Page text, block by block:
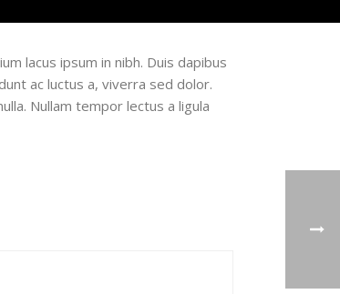
lacus ipsum in nibh. Duis dapibus
ac luctus a, viverra sed dolor.
Nullam tempor lectus a ligula